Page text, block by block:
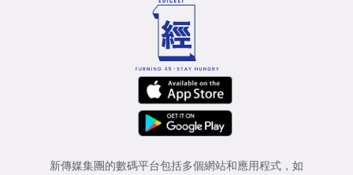
新傳媒集團的數碼平台包括多個網站和應用程式，如